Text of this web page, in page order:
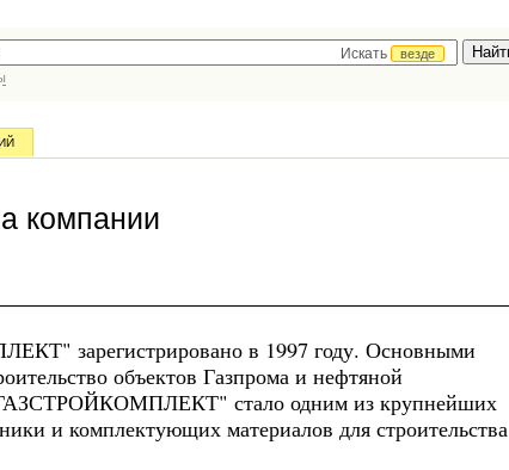
Искать
везде
компании
зарегистрировано в 1997 году. Основными
объектов Газпрома и нефтяной
стало одним из крупнейших
и комплектующих материалов для строительства